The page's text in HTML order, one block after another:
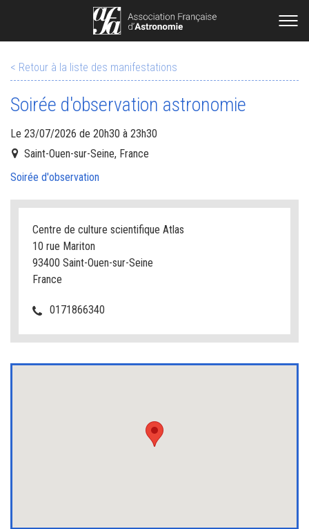
< Retour à la liste des manifestations
Soirée d'observation astronomie
Le 23/07/2026 de 20h30 à 23h30
Saint-Ouen-sur-Seine, France
Soirée d'observation
Centre de culture scientifique Atlas
10 rue Mariton
93400 Saint-Ouen-sur-Seine
France
0171866340